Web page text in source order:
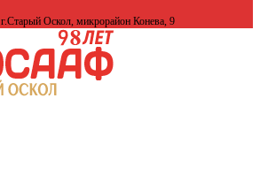
г.Старый Оскол, микрорайон Конева, 9